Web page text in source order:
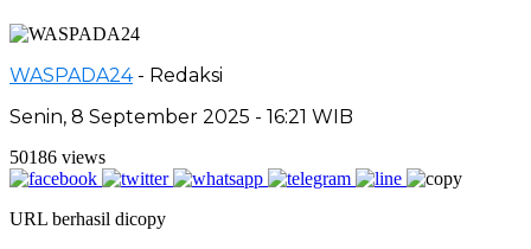
WASPADA24 - Redaksi
Senin, 8 September 2025 - 16:21 WIB
50186 views
URL berhasil dicopy